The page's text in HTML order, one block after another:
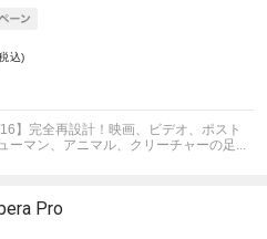
込)
】完全再設計！映画、ビデオ、ポスト
ーマン、アニマル、クリーチャーの足...
Pro